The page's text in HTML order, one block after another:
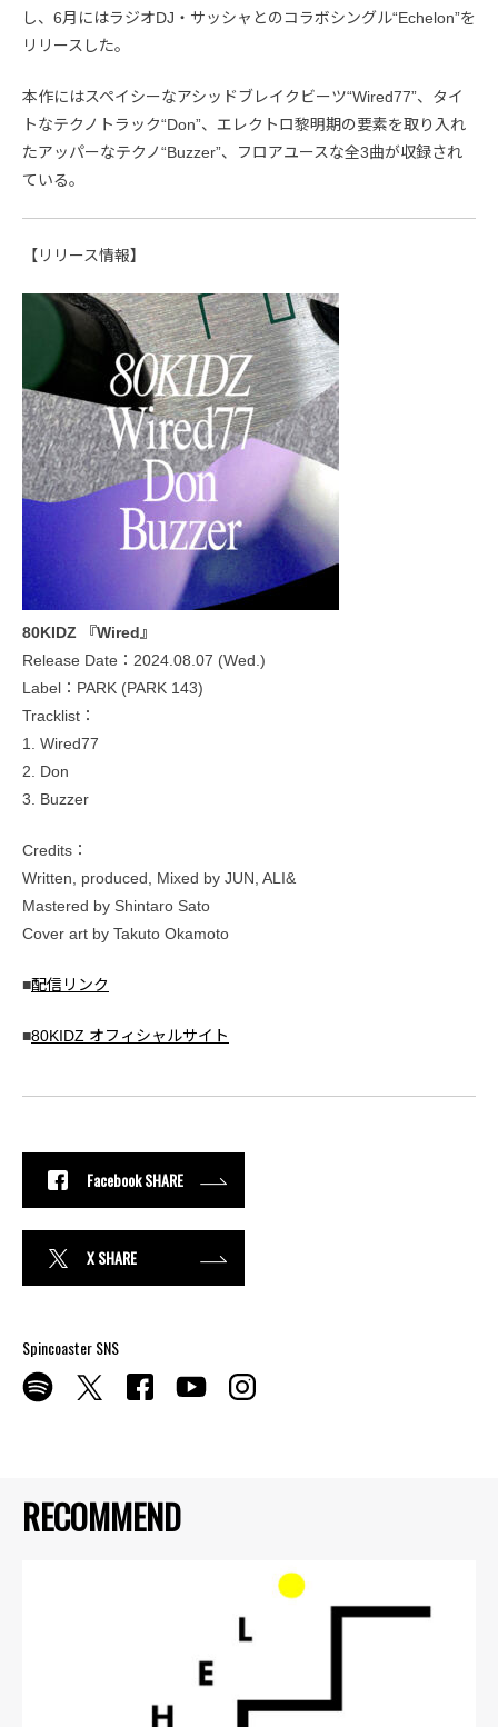
RECOMMEND
し、6月にはラジオDJ・サッシャとのコラボシングル“Echelon”を
リリースした。
本作にはスペイシーなアシッドブレイクビーツ“Wired77”、タイ
トなテクノトラック“Don”、エレクトロ黎明期の要素を取り入れ
たアッパーなテクノ“Buzzer”、フロアユースな全3曲が収録され
ている。
【リリース情報】
80KIDZ 『Wired』
Release Date：2024.08.07 (Wed.)
Label：PARK (PARK 143)
Tracklist：
1. Wired77
2. Don
3. Buzzer
Credits：
Written, produced, Mixed by JUN, ALI&
Mastered by Shintaro Sato
Cover art by Takuto Okamoto
■配信リンク
■80KIDZ オフィシャルサイト
Facebook SHARE
X SHARE
Spincoaster SNS